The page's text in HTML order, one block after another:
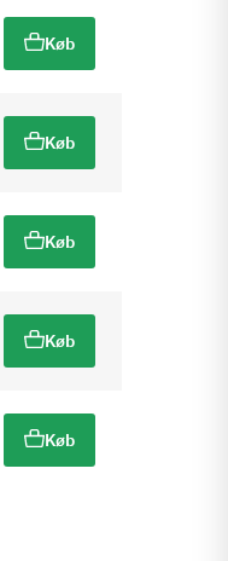
Køb
Køb
Køb
Køb
Køb